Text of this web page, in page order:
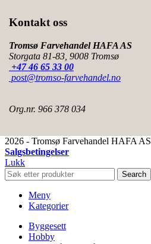
Kontakt oss
Tromsø Farvehandel HAFA AS
Storgata 81-83, 9008 Tromsø
+47 46 65 33 00
post@tromso-farvehandel.no
Org.nr. 966 378 034
2026 - Tromsø Farvehandel HAFA AS
Salgsbetingelser
Lukk
Search
Meny
Kategorier
Byggesett
Hobby